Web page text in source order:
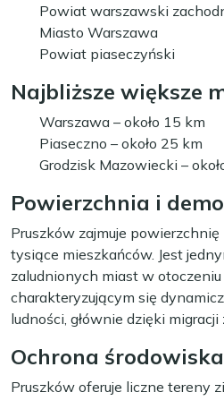
Powiat warszawski
Miasto Warszawa
Powiat piaseczyński
Najbliższe większe
Warszawa – około 15 km
Piaseczno – około 25 km
Grodzisk Mazowiecki –
Powierzchnia i
Pruszków zajmuje powierzchnię
tysiące mieszkańców. Jest
zaludnionych miast w
charakteryzującym się
ludności, głównie dzięki
Ochrona środowiska
Pruszków oferuje liczne tereny